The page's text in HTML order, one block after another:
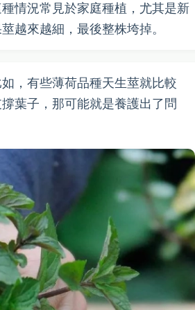
情況常見於家庭種植，尤其是新
越來越細，最後整株垮掉。
，有些薄荷品種天生莖就比較
葉子，那可能就是養護出了問